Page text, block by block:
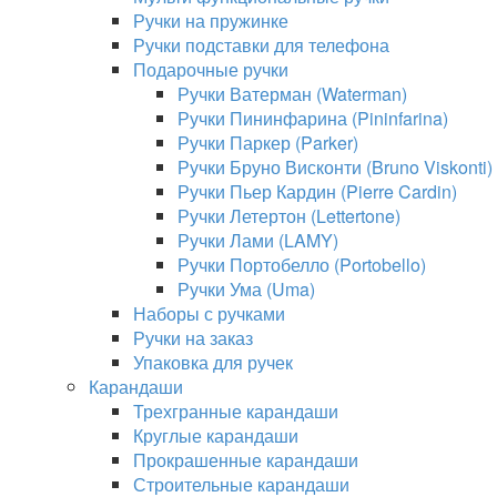
Ручки на пружинке
Ручки подставки для телефона
Подарочные ручки
Ручки Ватерман (Waterman)
Ручки Пининфарина (Pininfarina)
Ручки Паркер (Parker)
Ручки Бруно Висконти (Bruno Viskonti)
Ручки Пьер Кардин (Pierre Cardin)
Ручки Летертон (Lettertone)
Ручки Лами (LAMY)
Ручки Портобелло (Portobello)
Ручки Ума (Uma)
Наборы с ручками
Ручки на заказ
Упаковка для ручек
Карандаши
Трехгранные карандаши
Круглые карандаши
Прокрашенные карандаши
Строительные карандаши